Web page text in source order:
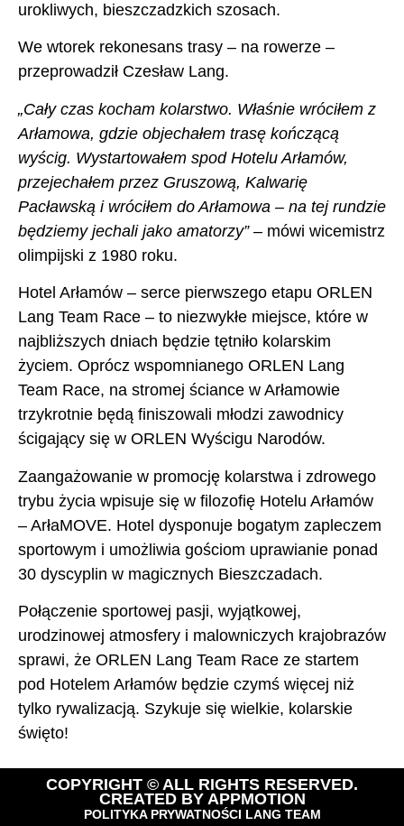
urokliwych, bieszczadzkich szosach.
We wtorek rekonesans trasy – na rowerze –
przeprowadził Czesław Lang.
„Cały czas kocham kolarstwo. Właśnie wróciłem z
Arłamowa, gdzie objechałem trasę kończącą
wyścig. Wystartowałem spod Hotelu Arłamów,
przejechałem przez Gruszową, Kalwarię
Pacławską i wróciłem do Arłamowa – na tej rundzie
będziemy jechali jako amatorzy”– mówi wicemistrz
olimpijski z 1980 roku.
Hotel Arłamów – serce pierwszego etapu ORLEN
Lang Team Race – to niezwykłe miejsce, które w
najbliższych dniach będzie tętniło kolarskim
życiem. Oprócz wspomnianego ORLEN Lang
Team Race, na stromej ściance w Arłamowie
trzykrotnie będą finiszowali młodzi zawodnicy
ścigający się w ORLEN Wyścigu Narodów.
Zaangażowanie w promocję kolarstwa i zdrowego
trybu życia wpisuje się w filozofię Hotelu Arłamów
– ArłaMOVE. Hotel dysponuje bogatym zapleczem
sportowym i umożliwia gościom uprawianie ponad
30 dyscyplin w magicznych Bieszczadach.
Połączenie sportowej pasji, wyjątkowej,
urodzinowej atmosfery i malowniczych krajobrazów
sprawi, że ORLEN Lang Team Race ze startem
pod Hotelem Arłamów będzie czymś więcej niż
tylko rywalizacją. Szykuje się wielkie, kolarskie
święto!
COPYRIGHT © ALL RIGHTS RESERVED.
CREATED BY APPMOTION
POLITYKA PRYWATNOŚCI LANG TEAM